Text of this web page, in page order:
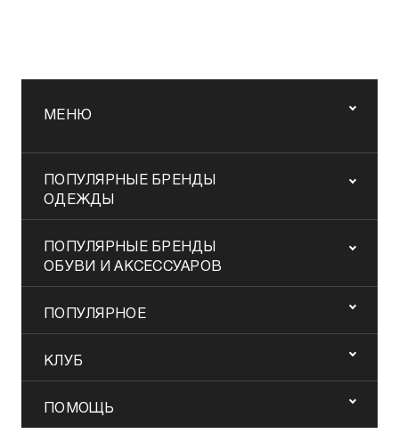
МЕНЮ
ПОПУЛЯРНЫЕ БРЕНДЫ
ОДЕЖДЫ
ПОПУЛЯРНЫЕ БРЕНДЫ
ОБУВИ И АКСЕССУАРОВ
ПОПУЛЯРНОЕ
КЛУБ
ПОМОЩЬ